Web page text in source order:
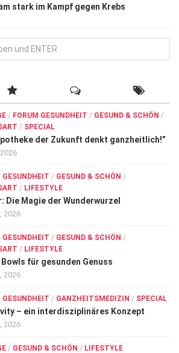
stark im Kampf gegen Krebs
/ FORUM GESUNDHEIT / GESUND & SCHÖN /
/ SPECIAL
der Zukunft denkt ganzheitlich!”
GESUNDHEIT / GESUND & SCHÖN /
/ LIFESTYLE
Die Magie der Wunderwurzel
2026
GESUNDHEIT / GESUND & SCHÖN /
/ LIFESTYLE
Bowls für gesunden Genuss
2026
GESUNDHEIT / GANZHEITSMEDIZIN / SPECIAL
– ein interdisziplinäres Konzept
2026
/ GESUND & SCHÖN / LIFESTYLE